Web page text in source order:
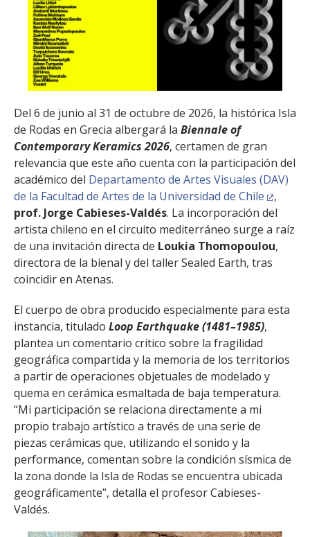
Del 6 de junio al 31 de octubre de 2026, la histórica Isla
de Rodas en Grecia albergará la Biennale of
Contemporary Keramics 2026, certamen de gran
relevancia que este año cuenta con la participación del
académico del Departamento de Artes Visuales (DAV)
de la Facultad de Artes de la Universidad de Chile
,
prof. Jorge Cabieses-Valdés. La incorporación del
artista chileno en el circuito mediterráneo surge a raíz
de una invitación directa de Loukia Thomopoulou,
directora de la bienal y del taller Sealed Earth, tras
coincidir en Atenas.
El cuerpo de obra producido especialmente para esta
instancia, titulado Loop Earthquake (1481–1985),
plantea un comentario crítico sobre la fragilidad
geográfica compartida y la memoria de los territorios
a partir de operaciones objetuales de modelado y
quema en cerámica esmaltada de baja temperatura.
“Mi participación se relaciona directamente a mi
propio trabajo artístico a través de una serie de
piezas cerámicas que, utilizando el sonido y la
performance, comentan sobre la condición sísmica de
la zona donde la Isla de Rodas se encuentra ubicada
geográficamente”, detalla el profesor Cabieses-
Valdés.